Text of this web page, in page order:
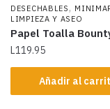
DESECHABLES ,
LIMPIEZA Y ASEO
Papel Toalla
L119.95
Añadir al